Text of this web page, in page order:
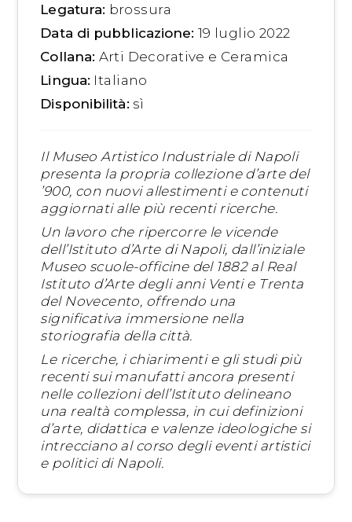
Legatura: brossura
Data di pubblicazione: 19 luglio 2022
Collana: Arti Decorative e Ceramica
Lingua: Italiano
Disponibilità: sì
Il Museo Artistico Industriale di Napoli
presenta la propria collezione d’arte del
’900, con nuovi allestimenti e contenuti
aggiornati alle più recenti ricerche.
Un lavoro che ripercorre le vicende
dell’Istituto d’Arte di Napoli, dall’iniziale
Museo scuole-officine del 1882 al Real
Istituto d’Arte degli anni Venti e Trenta
del Novecento, offrendo una
significativa immersione nella
storiografia della città.
Le ricerche, i chiarimenti e gli studi più
recenti sui manufatti ancora presenti
nelle collezioni dell’Istituto delineano
una realtà complessa, in cui definizioni
d’arte, didattica e valenze ideologiche si
intrecciano al corso degli eventi artistici
e politici di Napoli.